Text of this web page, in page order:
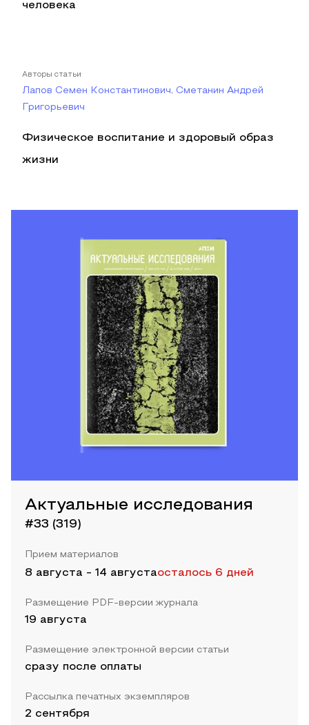
человека
Авторы статьи
Лапов Семен Константинович, Сметанин Андрей
Григорьевич
Физическое воспитание и здоровый образ
жизни
Актуальные исследования
#33 (319)
Прием материалов
8 августа - 14 августаосталось 6 дней
Размещение PDF-версии журнала
19 августа
Размещение электронной версии статьи
сразу после оплаты
Рассылка печатных экземпляров
2 сентября